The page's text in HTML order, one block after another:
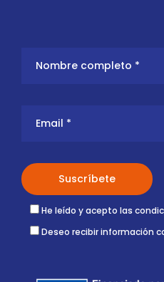
He leído y acepto las
Deseo recibir información